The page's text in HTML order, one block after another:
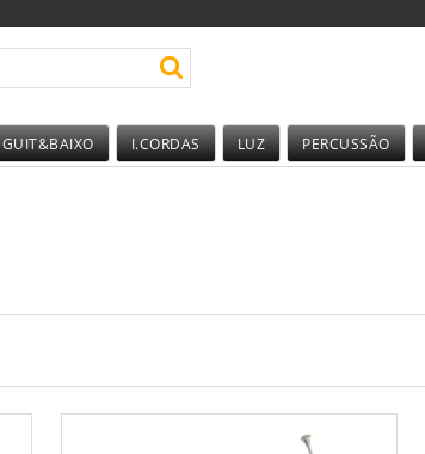
GUIT&BAIXO I.CORDAS LUZ PERCUSSÃO